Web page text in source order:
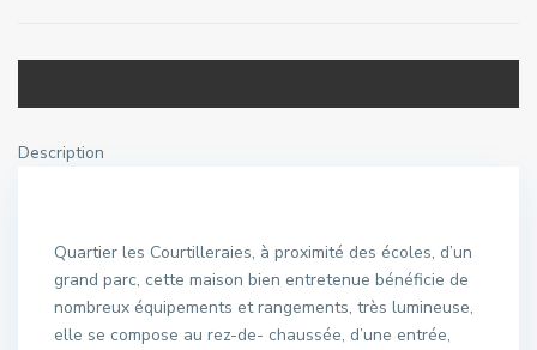
Description
Quartier les Courtilleraies, à proximité des écoles, d’un
grand parc, cette maison bien entretenue bénéficie de
nombreux équipements et rangements, très lumineuse,
elle se compose au rez-de- chaussée, d’une entrée,